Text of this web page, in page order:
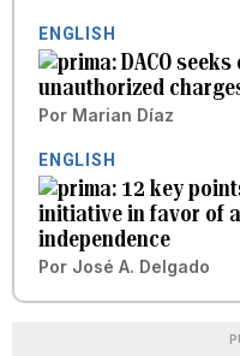
ENGLISH
DACO
unauthorized
Por Marian Díaz
ENGLISH
12 key
initiative in favor of
independence
Por José A. Delgado